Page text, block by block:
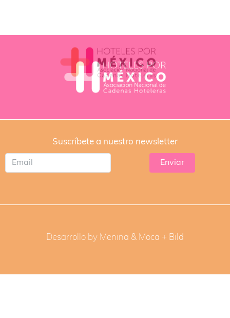
Suscríbete a nuestro newsletter
Desarrollo by Menina & Moca + Bild